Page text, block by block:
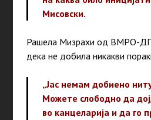
Мисовски.
Рашела Мизрахи од ВМРО-
дека не добила никакви
„Јас немам добиено
Можете слободно да
во канцеларија и да го